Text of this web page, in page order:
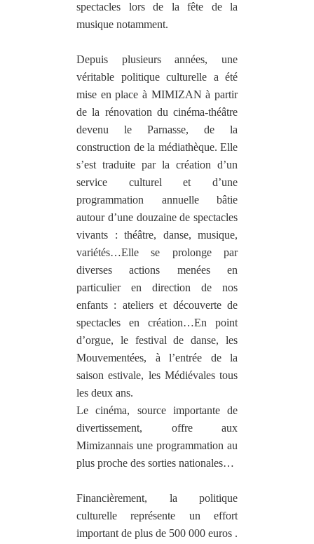
spectacles lors de la fête de la
musique notamment.
Depuis plusieurs années, une
véritable politique culturelle a été
mise en place à MIMIZAN à partir
de la rénovation du cinéma-théâtre
devenu le Parnasse, de la
construction de la médiathèque. Elle
s’est traduite par la création d’un
service culturel et d’une
programmation annuelle bâtie
autour d’une douzaine de spectacles
vivants : théâtre, danse, musique,
variétés…Elle se prolonge par
diverses actions menées en
particulier en direction de nos
enfants : ateliers et découverte de
spectacles en création…En point
d’orgue, le festival de danse, les
Mouvementées, à l’entrée de la
saison estivale, les Médiévales tous
les deux ans.
Le cinéma, source importante de
divertissement, offre aux
Mimizannais une programmation au
plus proche des sorties nationales…
Financièrement, la politique
culturelle représente un effort
important de plus de 500 000 euros .